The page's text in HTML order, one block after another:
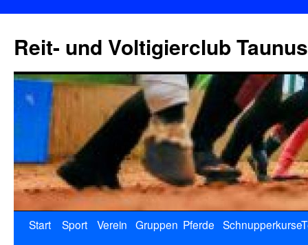
Reit- und Voltigierclub
Start Sport Verein Gruppen Pferde Schnupperkurse